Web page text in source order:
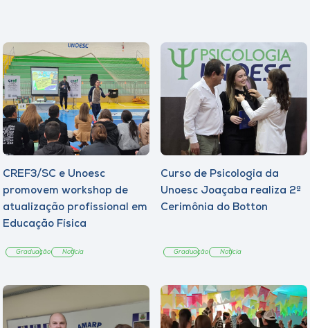
CREF3/SC e Unoesc
promovem workshop de
atualização profissional em
Educação Física
Graduação Notícia
Curso de Psicologia da
Unoesc Joaçaba realiza 2ª
Cerimônia do Botton
Graduação Notícia